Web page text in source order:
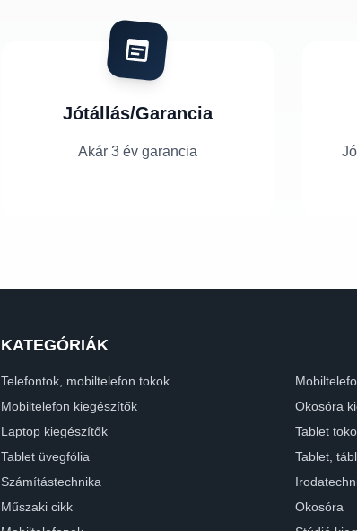
Jótállás/Garancia
Akár 3 év garancia
KATEGÓRIÁK
Telefontok, mobiltelefon tokok
Mobiltelefon kiegészítők
Okosóra
Laptop kiegészítők
Tablet
Tablet üvegfólia
Tablet,
Számítástechnika
Műszaki cikk
Okosóra